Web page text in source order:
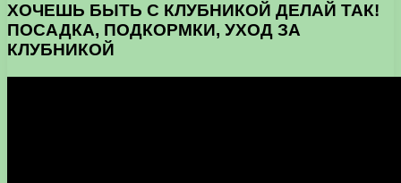
ХОЧЕШЬ БЫТЬ С КЛУБНИКОЙ ДЕЛАЙ ТАК!
ПОСАДКА, ПОДКОРМКИ, УХОД ЗА
КЛУБНИКОЙ